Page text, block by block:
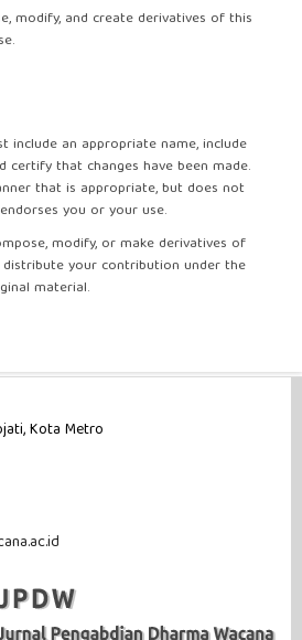
modify, and create derivatives of this
include an appropriate name, include
certify that changes have been made.
that is appropriate, but does not
you or your use.
modify, or make derivatives of
your contribution under the
material.
Kota Metro